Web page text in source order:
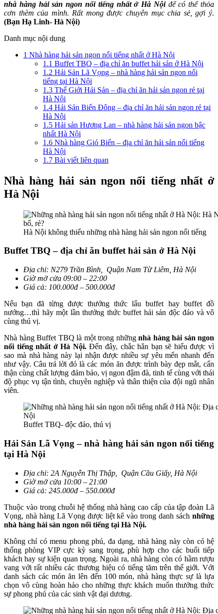
nhà hàng hải sản ngon nổi tiếng nhất ở Hà Nội để có thể thỏa
cơn thèm của mình. Rất mong được chuyên mục chia sẻ, gợi ý.
(Bạn Hạ Linh- Hà Nội)
Danh mục nội dung
1 Nhà hàng hải sản ngon nổi tiếng nhất ở Hà Nội
1.1 Buffet TBQ – địa chỉ ăn buffet hải sản ở Hà Nội
1.2 Hải Sản Lã Vọng – nhà hàng hải sản ngon nổi
tiếng tại Hà Nội
1.3 Thế Giới Hải Sản – địa chỉ ăn hải sản ngon rẻ tại
Hà Nội
1.4 Hải Sản Biển Đông – địa chỉ ăn hải sản ngon rẻ tại
Hà Nội
1.5 Hải sản Hương Lan – nhà hàng hải sản ngon bậc
nhất Hà Nội
1.6 Nhà hàng Gió Biển – địa chỉ ăn hải sản nổi tiếng
Hà Nội
1.7 Bài viết liên quan
Nhà hàng hải sản ngon nổi tiếng nhất ở
Hà Nội
Hà Nội không thiếu những nhà hàng hải sản ngon nổi tiếng
Buffet TBQ – địa chỉ ăn buffet hải sản ở Hà Nội
Địa chỉ: N279 Trần Bình, Quận Nam Từ Liêm, Hà Nội
Giờ mở cửa 09:00 – 22:00
Giá cả: 100.000đ – 500.000đ
Nếu bạn đã từng được thưởng thức lẩu buffet hay buffet đồ
nướng…thì hãy một lần thưởng thức buffet hải sản độc đáo và vô
cùng thú vị.
Nhà hàng Buffet TBQ là một trong nhữngnhà hàng hải sản ngon
nổi tiếng nhất ở Hà Nội.Đến đây, chắc hẳn bạn sẽ hiểu được vì
sao mà nhà hàng này lại nhận được nhiều sự yêu mến nhanh đến
như vậy. Câu trả lời đó là các món ăn được trình bày đẹp mắt, cẩn
thận cùng chất lượng đảm bảo, vị ngon đậm đà, tinh tế cùng với thái
độ phục vụ tận tình, chuyên nghiệp và thân thiện của đội ngũ nhân
viên.
Buffet TBQ- độc đáo, thú vị
Hải Sản Lã Vọng – nhà hàng hải sản ngon nổi tiếng
tại Hà Nội
Địa chỉ: 2A Nguyễn Thị Thập, Quận Cầu Giấy, Hà Nội
Giờ mở cửa 10:00 – 21:00
Giá cả: 245.000đ – 550.000đ
Thuộc vào trong chuỗi hệ thống nhà hàng cao cấp của tập đoàn Lã
Vọng, nhà hàng Lã Vọng được liệt kê vào trong danh sách những
nhà hàng hải sản ngon nổi tiếng tại Hà Nội.
Không chỉ có menu phong phú, đa dạng, nhà hàng này còn có hệ
thống phòng VIP cực kỳ sang trọng, phù hợp cho các buổi tiếp
khách hay sự kiện quan trọng. Ngoài ra, nhà hàng còn có hầm rượu
vang với rất nhiều các thương hiệu có tiếng tăm trên thế giới. Với
danh sách các món ăn lên đến 100 món, nhà hàng thực sự là lựa
chọn vô cùng hoàn hảo cho những thực khách muốn thưởng thức
sự phong phú của các sinh vật đại dương.